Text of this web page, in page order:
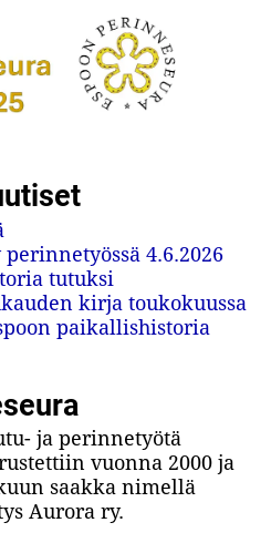
4.6.2026
tutuksi
kirja toukokuussa
paikallishistoria
ja perinnetyötä
vuonna 2000 ja
saakka nimellä
Aurora ry.